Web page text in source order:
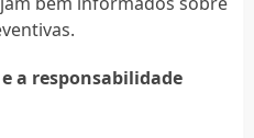
a responsabilidade